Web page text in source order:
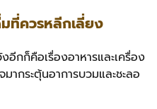
มที่ควรหลีกเลี่ยง
กก็คือเรื่องอาหารและเครื่อง
มากระตุ้นอาการบวมและชะลอ